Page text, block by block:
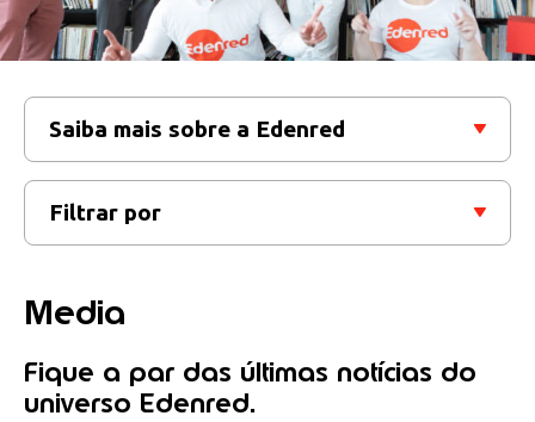
Saiba mais sobre a Edenred
Filtrar por
Media
Fique a par das últimas notícias do
universo Edenred.